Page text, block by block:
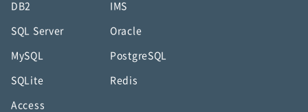
DB2 IMS
SQL Server Oracle
MySQL PostgreSQL
SQLite Redis
Access